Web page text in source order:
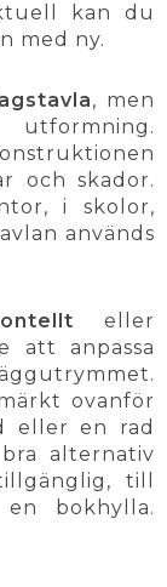
kan du
med ny.
, men
och skador.
i skolor,
används
eller
att anpassa
ovanför
eller en rad
alternativ
till
bokhylla.